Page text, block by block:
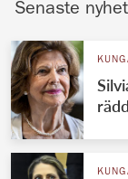
Senaste